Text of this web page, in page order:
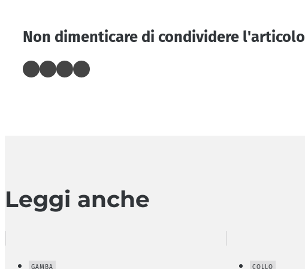
Non dimenticare di condividere l'articolo
Leggi anche
GAMBA COLLO